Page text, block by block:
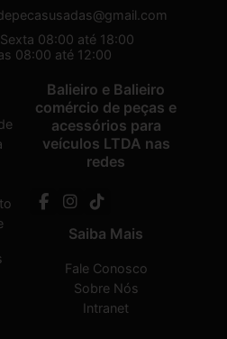
08:00 até 18:00
08:00 até 12:00
Balieiro e Balieiro
comércio de peças e
acessórios para
veículos LTDA nas
redes
Saiba Mais
Fale Conosco
Sobre Nós
Intranet